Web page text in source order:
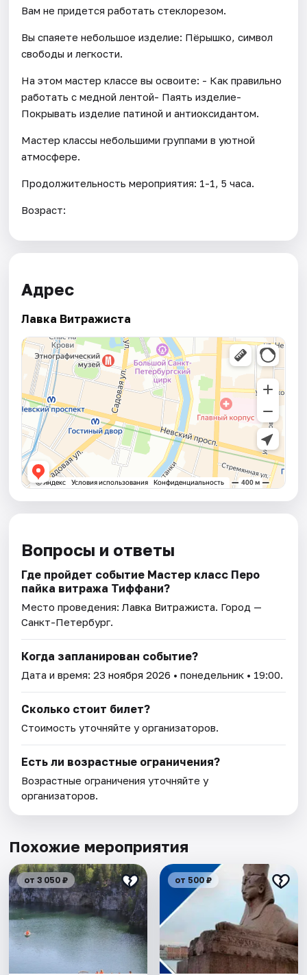
Вам не придется работать стеклорезом.
Вы спаяете небольшое изделие: Пёрышко, символ
свободы и легкости.
На этом мастер классе вы освоите: - Как правильно
работать с медной лентой- Паять изделие-
Покрывать изделие патиной и антиоксидантом.
Мастер классы небольшими группами в уютной
атмосфере.
Продолжительность мероприятия: 1-1, 5 часа.
Возраст:
Адрес
Лавка Витражиста
Вопросы и ответы
Где пройдет событие Мастер класс Перо
пайка витража Тиффани?
Место проведения:Лавка Витражиста. Город —
Санкт-Петербург.
Когда запланирован событие?
Дата и время:23 ноября 2026 • понедельник • 19:00.
Сколько стоит билет?
Стоимость уточняйте у организаторов.
Есть ли возрастные ограничения?
Возрастные ограничения уточняйте у
организаторов.
Похожие мероприятия
от 3 050 ₽ от 500 ₽